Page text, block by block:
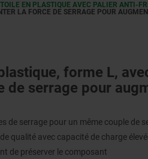
EN PLASTIQUE AVEC PALIER ANTI-
LA FORCE DE SERRAGE POUR
forme L,
de serrage pour
de serrage pour un même couple de
qualité avec capacité de charge
de préserver le composant